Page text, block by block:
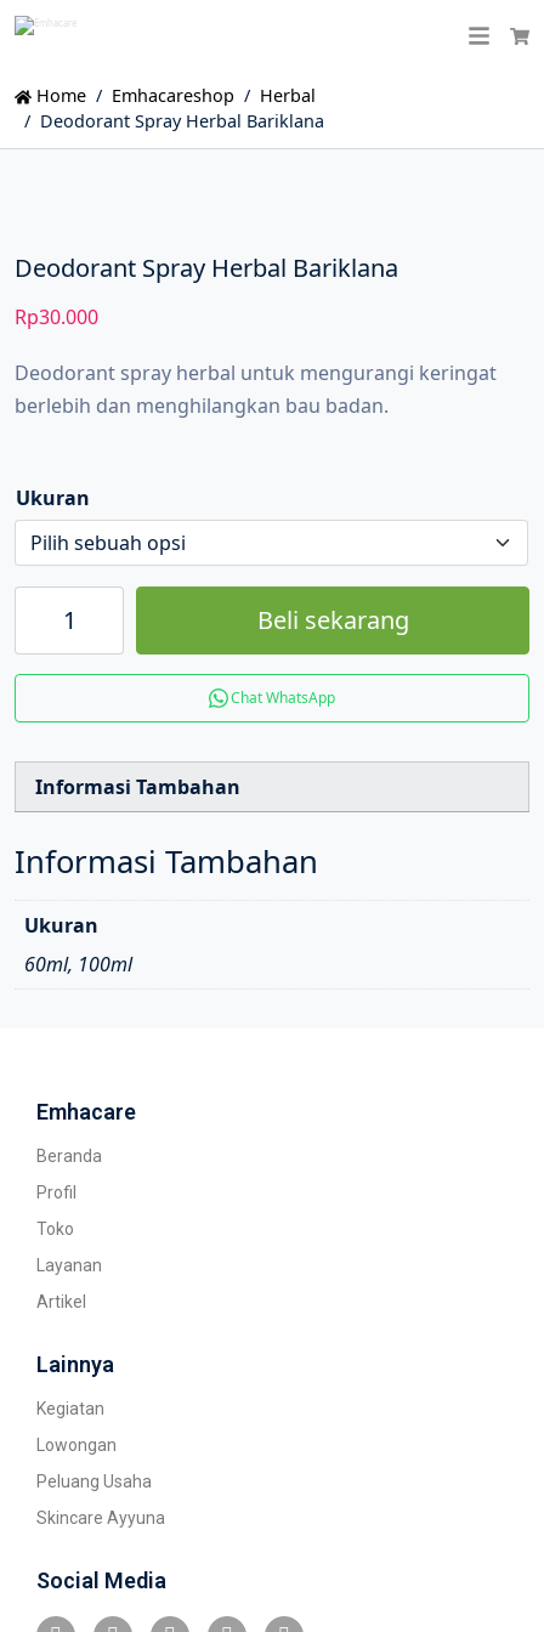
Home Emhacareshop
Herbal
Deodorant Spray Herbal Bariklana
Deodorant Spray Herbal Bariklana
Rp30.000
Deodorant spray herbal untuk mengurangi keringat
berlebih dan menghilangkan bau badan.
Ukuran
Beli sekarang
Chat WhatsApp
Informasi Tambahan
Informasi Tambahan
Ukuran
60ml, 100ml
Emhacare
Beranda
Profil
Toko
Layanan
Artikel
Lainnya
Kegiatan
Lowongan
Peluang Usaha
Skincare Ayyuna
Social Media